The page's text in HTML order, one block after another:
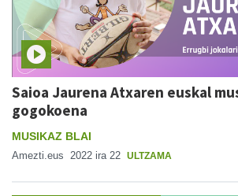
Saioa Jaurena Atxaren euskal
gogokoena
MUSIKAZ BLAI
Amezti.eus 2022 ira 22 ULTZAMA